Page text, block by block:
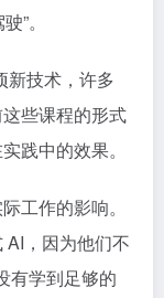
”。
新技术，许多
些课程的形式
践中的效果。
工作的影响。
，因为他们不
有学到足够的